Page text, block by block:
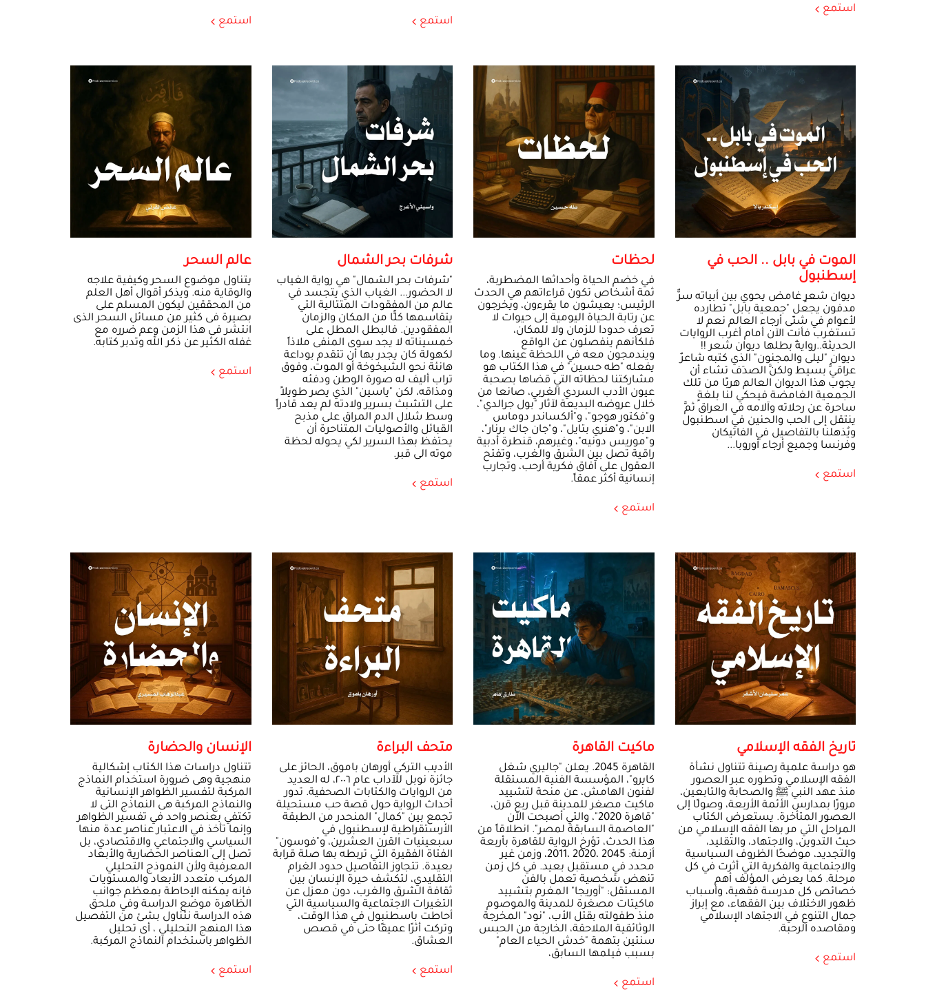
استمع
استمع استمع
الموت في بابل .. الحب في
إسطنبول
ديوان شعرٍ غامض يحوي بين أبياته سرٌّ
مدفون يجعل "جمعية بابل" تطارده
لأعوام في شتّى أرجاء العالم نعم لا
تستغرب فأنت الآن أمام أغرب الروايات
الحديثة..روايةٌ بطلها ديوان شعر !!
ديوان "ليلى والمجنون" الذي كتبه شاعرٌ
عراقيٌّ بسيط ولكنَّ الصدَف تشاء أن
يجوب هذا الديوان العالم هربًا من تلك
الجمعية الغامضة فيحكي لنا بلغةٍ
ساحرة عن رحلاته وآلامه في العراق ثمَّ
ينتقل إلى الحب والحنين في اسطنبول
ويُذهلنا بالتفاصيل في الفاتيكان
وفرنسا وجميع أرجاء أوروبا...
استمع
لحظات
في خضم الحياة وأحداثها المضطربة،
ثمة أشخاص تكون قراءاتهم هي الحدث
الرئيس؛ يعيشون ما يقرءون، ويخرجون
عن رتابة الحياة اليومية إلى حيوات لا
تعرف حدودا للزمان ولا للمكان،
فلكأنهم ينفصلون عن الواقع
ويندمجون معه في اللحظة عينها. وما
يفعله "طه حسين" في هذا الكتاب هو
مشاركتنا لحظاته التي قضاها بصحبة
عيون الأدب السردي الغربي، صانعا من
خلال عروضه البديعة لآثار "بول جرالدي"،
و"فكتور هوجو"، و"ألكساندر دوماس
الابن"، و"هنري بتايل"، و"جان جاك برنار"،
و"موريس دونيه"، وغيرهم، قنطرة أدبية
راقية تصل بين الشرق والغرب، وتفتح
العقول على آفاق فكرية أرحب، وتجارب
إنسانية أكثر عمقاً.
استمع
شرفات بحر الشمال
"شرفات بحر الشمال" هي رواية الغياب
لا الحضور... الغياب الذي يتجسد في
عالم من المفقودات المتتالية التي
يتقاسمها كلًّا من المكان والزمان
المفقودين. فالبطل المطل على
خمسيناته لا يجد سوى المنفى ملاذاً
لكهولة كان يجدر بها أن تتقدم بوداعة
هانئة نحو الشيخوخة أو الموت، وفوق
تراب أليف له صورة الوطن ودفئه
ومذاقه، لكن "ياسين" الذي يصر طويلاً
على التشبث بسرير ولادته لم يعد قادراً
وسط شلال الدم المراق على مذبح
القبائل والأصوليات المتناحرة أن
يحتفظ بهذا السرير لكي يحوله لحظة
موته الى قبر.
استمع
عالم السحر
يتناول موضوع السحر وكيفية علاجه
والوقاية منه. ويذكر أقوال أهل العلم
من المحققين ليكون المسلم على
بصيرة فى كثير من مسائل السحر الذى
انتشر فى هذا الزمن وعم ضرره مع
غفله الكثير عن ذكر الله وتدبر كتابه.
استمع
تاريخ الفقه الإسلامي
هو دراسة علمية رصينة تتناول نشأة
الفقه الإسلامي وتطوره عبر العصور
منذ عهد النبي ﷺ والصحابة والتابعين،
مرورًا بمدارس الأئمة الأربعة، وصولًا إلى
العصور المتأخرة. يستعرض الكتاب
المراحل التي مر بها الفقه الإسلامي من
حيث التدوين، والاجتهاد، والتقليد،
والتجديد، موضحًا الظروف السياسية
والاجتماعية والفكرية التي أثرت في كل
مرحلة. كما يعرض المؤلف أهم
خصائص كل مدرسة فقهية، وأسباب
ظهور الاختلاف بين الفقهاء، مع إبراز
جمال التنوع في الاجتهاد الإسلامي
ومقاصده الرحبة.
استمع
ماكيت القاهرة
القاهرة 2045. يعلن "جاليري شغل
كايرو"، المؤسسة الفنية المستقلة
لفنون الهامش، عن منحة لتشييد
ماكيت مصغر للمدينة قبل ربع قرن،
"قاهرة 2020"، والتي أصبحت الآن
"العاصمة السابقة لمصر". انطلاقاً من
هذا الحدث، تؤرخ الرواية للقاهرة بأربعة
أزمنة: 2045 ،2020 ،2011، وزمن غير
محدد في مستقبل بعيد. في كل زمن
تنهض شخصية تعمل بالفن
المستقل: "أوريجا" المغرم بتشييد
ماكيتات مصغرة للمدينة والموصوم
منذ طفولته بقتل الأب، "نود" المخرجة
الوثائقية الملاحقة، الخارجة من الحبس
سنتين بتهمة "خدش الحياء العام"
بسبب فيلمها السابق،
استمع
متحف البراءة
الأديب التركي أورهان باموق، الحائز على
جائزة نوبل للآداب عام ٢٠٠٦، له العديد
من الروايات والكتابات الصحفية. تدور
أحداث الرواية حول قصة حب مستحيلة
تجمع بين "كمال" المنحدر من الطبقة
الأرستقراطية لإسطنبول في
سبعينيات القرن العشرين، و"فوسون"
الفتاة الفقيرة التي تربطه بها صلة قرابة
بعيدة. تتجاوز التفاصيل حدود الغرام
التقليدي، لتكشف حيرة الإنسان بين
ثقافة الشرق والغرب، دون معزل عن
التغيرات الاجتماعية والسياسية التي
أحاطت باسطنبول في هذا الوقت،
وتركت أثرًا عميقًا حتى في قصص
العشاق.
استمع
الإنسان والحضارة
تتناول دراسات هذا الكتاب إشكالية
منهجية وهى ضرورة استخدام النماذج
المركبة لتفسير الظواهر الإنسانية
والنماذج المركبة هى النماذج التى لا
تكتفي بعنصر واحد في تفسير الظواهر
وإنما تأخذ في الاعتبار عناصر عدة منها
السياسي والاجتماعي والاقتصادي، بل
تصل إلى العناصر الحضارية والأبعاد
المعرفية ولأن النموذج التحليلي
المركب متعدد الأبعاد والمستويات
فإنه يمكنه الإحاطة بمعظم جوانب
الظاهرة موضع الدراسة وفي ملحق
هذه الدراسة نتناول بشئ من التفصيل
هذا المنهج التحليلي ، أى تحليل
الظواهر باستخدام النماذج المركبة.
استمع